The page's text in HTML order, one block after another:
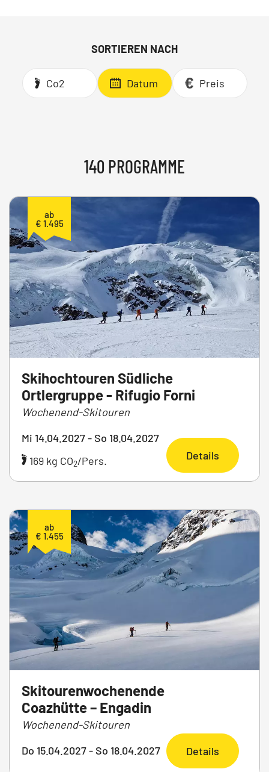
SORTIEREN NACH
Co2 Datum Preis
140 PROGRAMME
ab
€ 1.495
Skihochtouren Südliche
Ortlergruppe - Rifugio Forni
Wochenend-Skitouren
Mi 14.04.2027 - So 18.04.2027
169 kg CO2/Pers. Details
ab
€ 1.455
Skitourenwochenende
Coazhütte – Engadin
Wochenend-Skitouren
Do 15.04.2027 - So 18.04.2027
Details